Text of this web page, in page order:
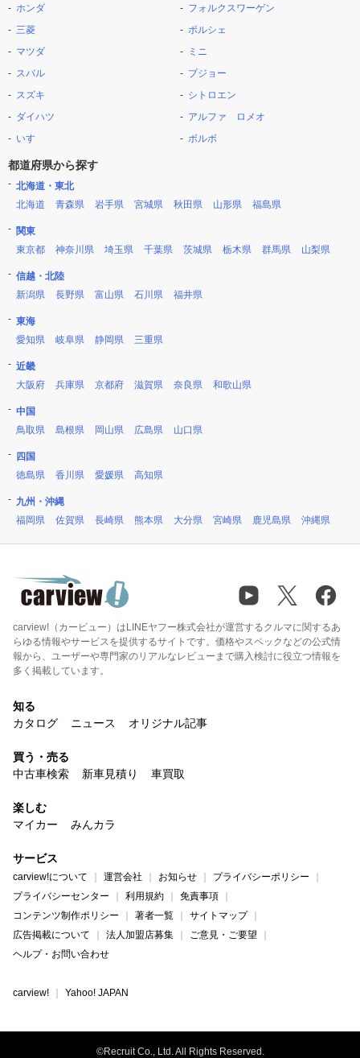
ホンダ
三菱
マツダ
スバル
スズキ
ダイハツ
いすゞ
フォルクスワーゲン
ポルシェ
ミニ
プジョー
シトロエン
アルファ ロメオ
ボルボ
都道府県から探す
北海道・東北
北海道
青森県 岩手県 宮城県 秋田県 山形県 福島県
関東
東京都
神奈川県 埼玉県 千葉県 茨城県 栃木県 群馬県 山梨県
信越・北陸
新潟県
長野県 富山県 石川県 福井県
東海
愛知県
岐阜県 静岡県 三重県
近畿
大阪府
兵庫県 京都府 滋賀県 奈良県 和歌山県
中国
鳥取県
島根県 岡山県 広島県 山口県
四国
徳島県
香川県 愛媛県 高知県
九州・沖縄
福岡県
佐賀県 長崎県 熊本県 大分県 宮崎県 鹿児島県 沖縄県
carview!（カービュー）はLINEヤフー株式会社が運営するクルマに関するあ
らゆる情報やサービスを提供するサイトです。価格やスペックなどの公式情
報から、ユーザーや専門家のリアルなレビューまで購入検討に役立つ情報を
多く掲載しています。
知る
カタログ
ニュース オリジナル記事
買う・売る
中古車検索
新車見積り 車買取
楽しむ
マイカー
みんカラ
サービス
carview!について 運営会社 お知らせ
プライバシーポリシー
プライバシーセンター
利用規約
免責事項
コンテンツ制作ポリシー
著者一覧
サイトマップ
広告掲載について
法人加盟店募集
ご意見・ご要望
ヘルプ・お問い合わせ
carview! Yahoo! JAPAN
©Recruit Co., Ltd. All Rights Reserved.